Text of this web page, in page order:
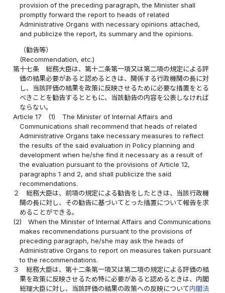
provision of the preceding paragraph, the Minister shall
promptly forward the report to heads of related
Administrative Organs with necessary opinions attached,
and publicize the report, its summary and the opinions.
（勧告等）
(Recommendation, etc.)
第十七条
総務大臣は、第十二条第一項又は第二項の規定による評
価の結果必要があると認めるときは、関係する行政機関の長に対
し、当該評価の結果を政策に反映させるために必要な措置をとる
べきことを勧告するとともに、当該勧告の内容を公表しなければ
ならない。
Article 17
(1)
The Minister of Internal Affairs and
Communications shall recommend that heads of related
Administrative Organs take necessary measures to reflect
the results of the said evaluation in Policy planning and
development when he/she find it necessary as a result of
the evaluation pursuant to the provisions of Article 12,
paragraphs 1 and 2, and shall publicize the said
recommendations.
２
総務大臣は、前項の規定による勧告をしたときは、当該行政機
関の長に対し、その勧告に基づいてとった措置について報告を求
めることができる。
(2)
When the Minister of Internal Affairs and Communications
makes recommendations pursuant to the provisions of
preceding paragraph, he/she may ask the heads of
Administrative Organs to report on measures taken pursuant
to the recommendations.
３
総務大臣は、第十二条第一項又は第二項の規定による評価の結
果を政策に反映させるため特に必要があると認めるときは、内閣
総理大臣に対し、当該評価の結果の政策への反映について内閣法